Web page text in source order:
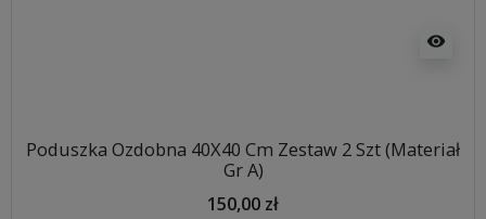
visibility
Poduszka Ozdobna 40X40 Cm Zestaw 2 Szt (Materiał
Gr A)
150,00 zł